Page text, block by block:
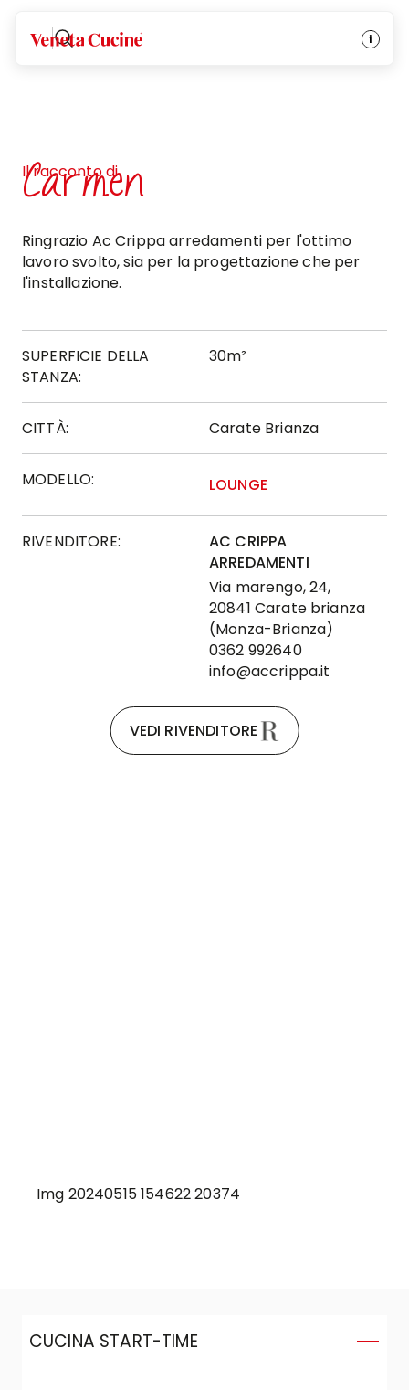
Veneta Cucine
Il racconto di
Carmen
Ringrazio Ac Crippa arredamenti per l'ottimo
lavoro svolto, sia per la progettazione che per
l'installazione.
SUPERFICIE DELLA
STANZA:
30m²
CITTÀ: Carate Brianza
MODELLO: LOUNGE
RIVENDITORE:
AC CRIPPA
ARREDAMENTI
Via marengo, 24,
20841 Carate brianza
(Monza-Brianza)
0362 992640
info@accrippa.it
VEDI RIVENDITORE
Img 20240515 154622 20374
CUCINA START-TIME